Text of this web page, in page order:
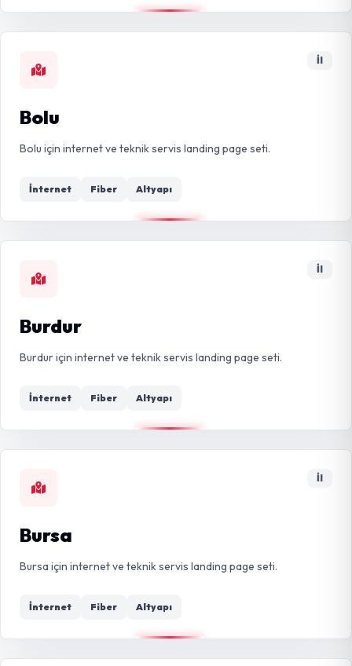
İl
Bolu
Bolu için internet ve teknik servis landing page seti.
İnternet Fiber Altyapı
İl
Burdur
Burdur için internet ve teknik servis landing page seti.
İnternet Fiber Altyapı
İl
Bursa
Bursa için internet ve teknik servis landing page seti.
İnternet Fiber Altyapı